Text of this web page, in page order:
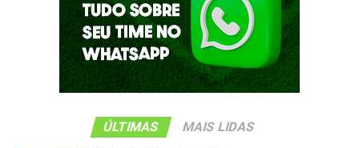
ÚLTIMAS MAIS LIDAS